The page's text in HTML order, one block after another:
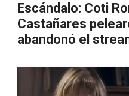
Escándalo: Coti
Castañares
abandonó el